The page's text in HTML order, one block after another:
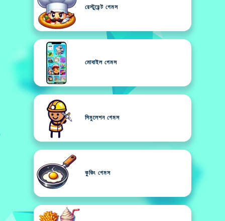
রেস্টুরেন্ট গেমস
মোবাইল গেমস
সিমুলেশন গেমস
কুকিং গেমস